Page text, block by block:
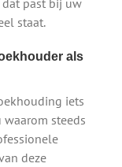
staat.
als
iets
steeds
deze